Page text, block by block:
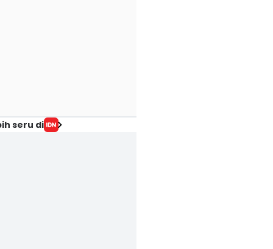
seru di